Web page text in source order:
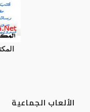
الألعاب الجماعية